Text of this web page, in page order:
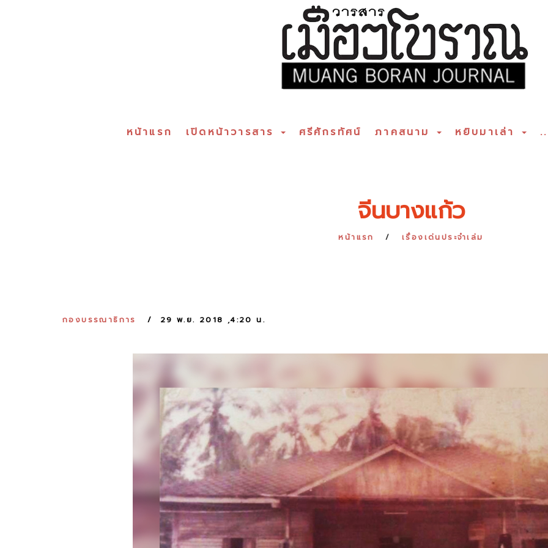
หน้าแรก เปิดหน้าวารสาร ศรีศักรทัศน์ ภาคสนาม หยิบมาเล่า
จีนบางแก้ว
หน้าแรก เรื่องเด่นประจำเล่ม
กองบรรณาธิการ 29 พ.ย. 2018 ,4:20 น.